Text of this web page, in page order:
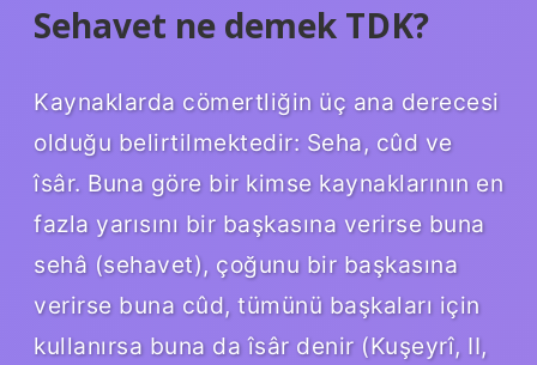
Sehavet ne demek TDK?
Kaynaklarda cömertliğin üç ana derecesi
olduğu belirtilmektedir: Seha, cûd ve
îsâr. Buna göre bir kimse kaynaklarının en
fazla yarısını bir başkasına verirse buna
sehâ (sehavet), çoğunu bir başkasına
verirse buna cûd, tümünü başkaları için
kullanırsa buna da îsâr denir (Kuşeyrî, II,